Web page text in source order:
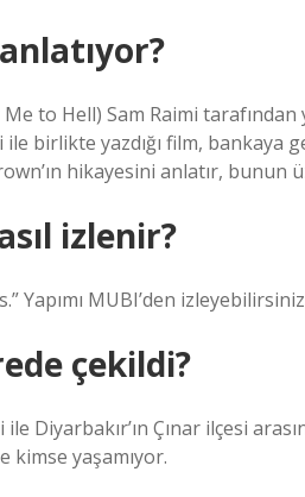
to Hell) Sam Raimi tarafından
ile birlikte yazdığı film,
hikayesini anlatır, bunun
izlenir?
Yapımı MUBI’den
çekildi?
ile Diyarbakır’ın Çınar ilçesi
kimse yaşamıyor.